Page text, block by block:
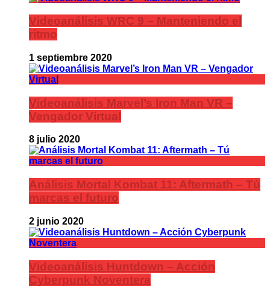
Videoanálisis WRC 9 – Manteniendo el
ritmo
1 septiembre 2020
Videoanálisis Marvel’s Iron Man VR –
Vengador Virtual
8 julio 2020
Análisis Mortal Kombat 11: Aftermath – Tú
marcas el futuro
2 junio 2020
Videoanálisis Huntdown – Acción
Cyberpunk Noventera